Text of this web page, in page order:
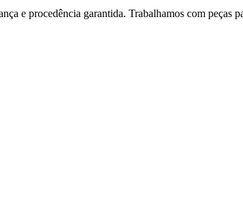
e procedência garantida. Trabalhamos com peças